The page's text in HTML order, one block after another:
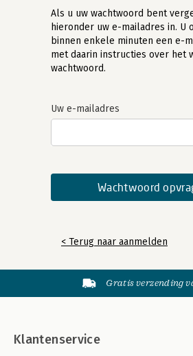
Als u uw wachtwoord bent
hieronder uw e-mailadres in. U
binnen enkele minuten een e-
met daarin instructies over het
wachtwoord.
Uw e-mailadres
< Terug naar aanmelden
Gratis verzending
Klantenservice